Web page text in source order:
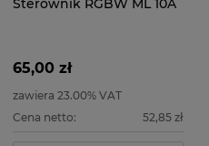
Sterownik RGBW ML 10A
65,00 zł
zawiera 23.00% VAT
Cena netto:
52,85 zł